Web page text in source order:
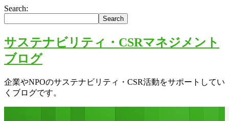
Search:
サステナビリティ・CSRマネジメント
ブログ
企業やNPOのサステナビリティ・CSR活動をサポートしてい
くブログです。